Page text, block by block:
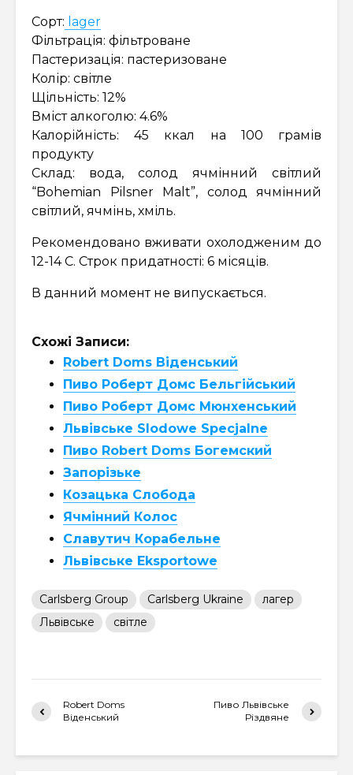
Сорт: lager
Фільтрація: фільтроване
Пастеризація: пастеризоване
Колір: світле
Щільність: 12%
Вміст алкоголю: 4.6%
Калорійність: 45 ккал на 100 грамів
продукту
Склад: вода, солод ячмінний світлий
“Bohemian Pilsner Malt”, солод ячмінний
світлий, ячмінь, хміль.
Рекомендовано вживати охолодженим до
12-14 С. Строк придатності: 6 місяців.
В данний момент не випускається.
Схожі Записи:
Robert Doms Віденський
Пиво Роберт Домс Бельгійський
Пиво Роберт Домс Мюнхенський
Львівське Slodowe Specjalne
Пиво Robert Doms Богемский
Запорізьке
Козацька Слобода
Ячмінний Колос
Славутич Корабельне
Львівське Eksportowe
Carlsberg Group Carlsberg Ukraine
лагер
Львівське
світле
Robert Doms
Віденський
Пиво Львівське
Різдвяне